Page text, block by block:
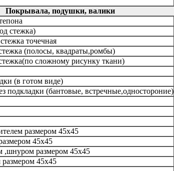
Покрывала, подушки, валики
стежка)
точечная
(полосы, квадраты,ромбы)
сложному рисунку ткани)
(в готом виде)
подкладки (бантовые, встречные,одностороние)
размером 45х45
45х45
,шнуром размером 45х45
45х45